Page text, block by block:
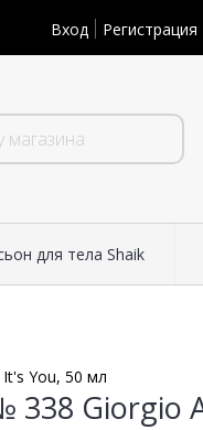
Вход Регистрация
для тела Shaik
You, 50 мл
Giorgio